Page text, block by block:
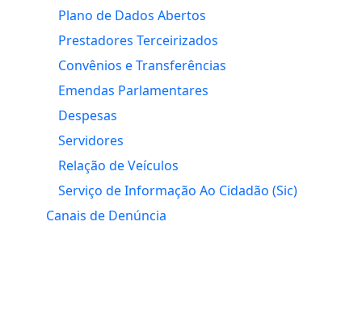
Plano de Dados Abertos
Prestadores Terceirizados
Convênios e Transferências
Emendas Parlamentares
Despesas
Servidores
Relação de Veículos
Serviço de Informação Ao Cidadão (Sic)
Canais de Denúncia